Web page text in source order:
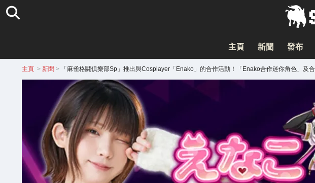
主頁 新聞 發布
主頁 > 新聞 > 「麻雀格鬪俱樂部Sp」推出與Cosplayer「Enako」的合作活動！「Enako合作迷你角色」及